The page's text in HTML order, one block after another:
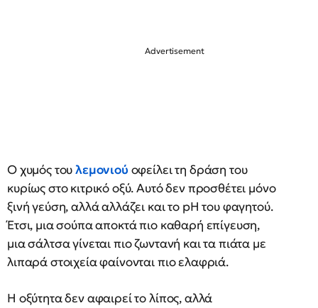
Ο χυμός τουλεμονιού οφείλει τη δράση του
κυρίως στο κιτρικό οξύ. Αυτό δεν προσθέτει μόνο
ξινή γεύση, αλλά αλλάζει και το pH του φαγητού.
Έτσι, μια σούπα αποκτά πιο καθαρή επίγευση,
μια σάλτσα γίνεται πιο ζωντανή και τα πιάτα με
λιπαρά στοιχεία φαίνονται πιο ελαφριά.
Η οξύτητα δεν αφαιρεί το λίπος, αλλά